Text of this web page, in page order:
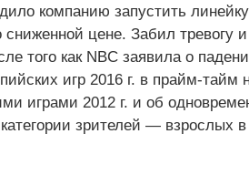
компанию запустить
сниженной цене. Забил тревогу
того как NBC заявила о
игр 2016 г. в прайм-тайм
играми 2012 г. и об
зрителей — взрослых в